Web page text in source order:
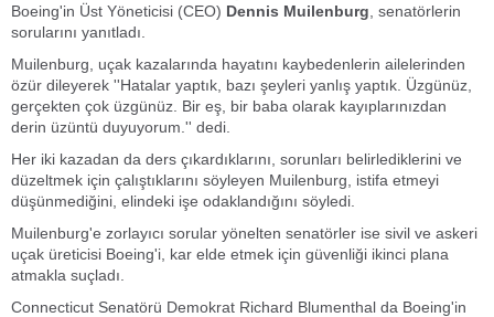
Boeing'in Üst Yöneticisi (CEO) Dennis Muilenburg , senatörlerin
sorularını yanıtladı.
Muilenburg, uçak kazalarında hayatını kaybedenlerin ailelerinden
özür dileyerek ''Hatalar yaptık, bazı şeyleri yanlış yaptık. Üzgünüz,
gerçekten çok üzgünüz. Bir eş, bir baba olarak kayıplarınızdan
derin üzüntü duyuyorum.'' dedi.
Her iki kazadan da ders çıkardıklarını, sorunları belirlediklerini ve
düzeltmek için çalıştıklarını söyleyen Muilenburg, istifa etmeyi
düşünmediğini, elindeki işe odaklandığını söyledi.
Muilenburg'e zorlayıcı sorular yönelten senatörler ise sivil ve askeri
uçak üreticisi Boeing'i, kar elde etmek için güvenliği ikinci plana
atmakla suçladı.
Connecticut Senatörü Demokrat Richard Blumenthal da Boeing'in